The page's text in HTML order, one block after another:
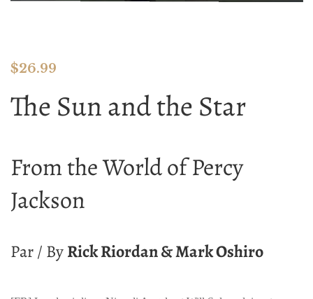
$26.99
The Sun and the Star
From the World of Percy
Jackson
Par / ByRick Riordan & Mark Oshiro